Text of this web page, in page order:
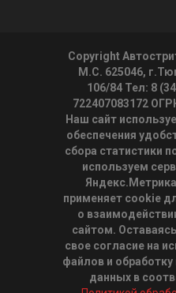
Copyright
М.С. 625046,
106/84 Тел: 8
722407083172
Наш сайт
обеспечения
сбора статистики
используем
применяет cookie
о
сайтом.
свое согласие на
файлов и
данных в